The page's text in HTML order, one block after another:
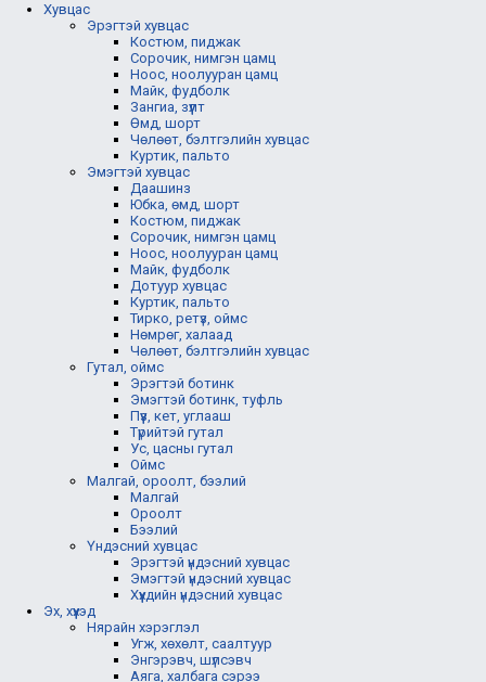
Хувцас
Эрэгтэй хувцас
Костюм, пиджак
Сорочик, нимгэн цамц
Ноос, ноолууран цамц
Майк, фудболк
Зангиа, зүүлт
Өмд, шорт
Чөлөөт, бэлтгэлийн хувцас
Куртик, пальто
Эмэгтэй хувцас
Даашинз
Юбка, өмд, шорт
Костюм, пиджак
Сорочик, нимгэн цамц
Ноос, ноолууран цамц
Майк, фудболк
Дотуур хувцас
Куртик, пальто
Тирко, ретүз, оймс
Нөмрөг, халаад
Чөлөөт, бэлтгэлийн хувцас
Гутал, оймс
Эрэгтэй ботинк
Эмэгтэй ботинк, туфль
Пүүз, кет, углааш
Түрийтэй гутал
Ус, цасны гутал
Оймс
Малгай, ороолт, бээлий
Малгай
Ороолт
Бээлий
Үндэсний хувцас
Эрэгтэй үндэсний хувцас
Эмэгтэй үндэсний хувцас
Хүүхдийн үндэсний хувцас
Эх, хүүхэд
Нярайн хэрэглэл
Угж, хөхөлт, саалтуур
Энгэрэвч, шүлсэвч
Аяга, халбага сэрээ